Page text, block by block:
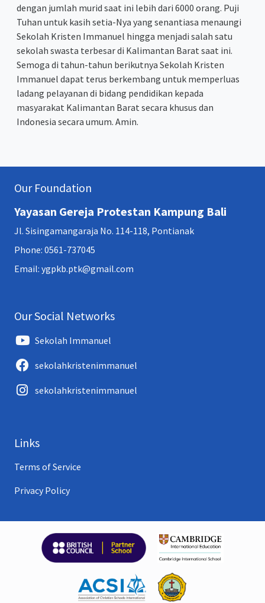
dengan jumlah murid saat ini lebih dari 6000 orang. Puji
Tuhan untuk kasih setia-Nya yang senantiasa menaungi
Sekolah Kristen Immanuel hingga menjadi salah satu
sekolah swasta terbesar di Kalimantan Barat saat ini.
Semoga di tahun-tahun berikutnya Sekolah Kristen
Immanuel dapat terus berkembang untuk memperluas
ladang pelayanan di bidang pendidikan kepada
masyarakat Kalimantan Barat secara khusus dan
Indonesia secara umum. Amin.
Our Foundation
Yayasan Gereja Protestan Kampung Bali
Jl. Sisingamangaraja No. 114-118, Pontianak
Phone: 0561-737045
Email: ygpkb.ptk@gmail.com
Our Social Networks
Sekolah Immanuel
sekolahkristenimmanuel
sekolahkristenimmanuel
Links
Terms of Service
Privacy Policy